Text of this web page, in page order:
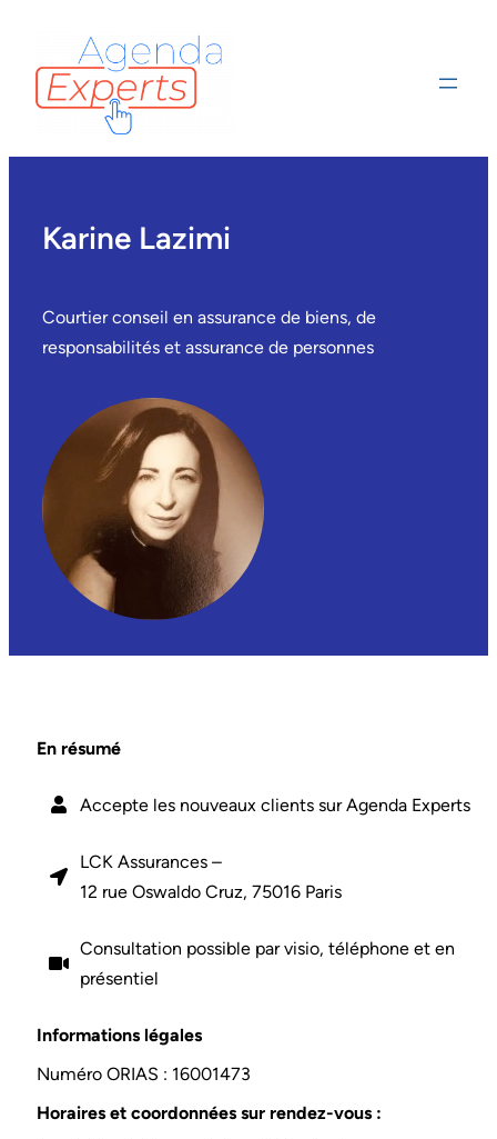
Karine Lazimi
Courtier conseil en assurance de biens, de
responsabilités et assurance de personnes
En résumé
Accepte les nouveaux clients sur Agenda Experts
LCK Assurances –
12 rue Oswaldo Cruz, 75016 Paris
Consultation possible parvisio, téléphone et en
présentiel
Informations légales
Numéro ORIAS : 16001473
Horaires et coordonnées sur rendez-vous :